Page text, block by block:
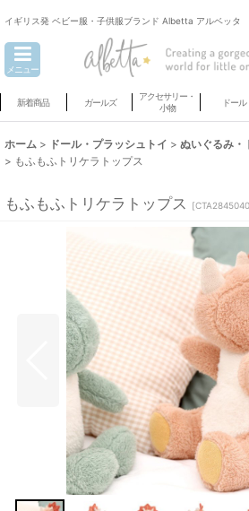
イギリス発 ベビー服・子供服ブランド Albetta アルベッタ
メニュー
新着商品 ガールズ
アクセサリー・
小物
ドール
ホーム > ドール・プラッシュトイ > ぬいぐるみ・
> もふもふトリケラトップス
もふもふトリケラトップス [CTA2845040